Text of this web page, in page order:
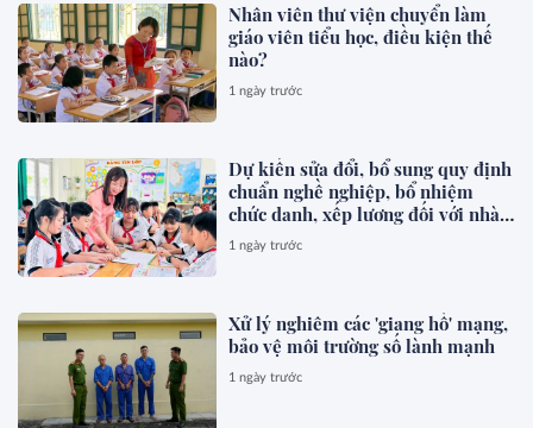
Nhân viên thư viện chuyển làm
giáo viên tiểu học, điều kiện thế
nào?
1 ngày trước
Dự kiến sửa đổi, bổ sung quy định
chuẩn nghề nghiệp, bổ nhiệm
chức danh, xếp lương đối với nhà
giáo
1 ngày trước
Xử lý nghiêm các 'giang hồ' mạng,
bảo vệ môi trường số lành mạnh
1 ngày trước